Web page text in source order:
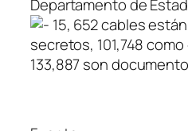
Departamento de
15, 652 cables
secretos, 101,748
133,887 son